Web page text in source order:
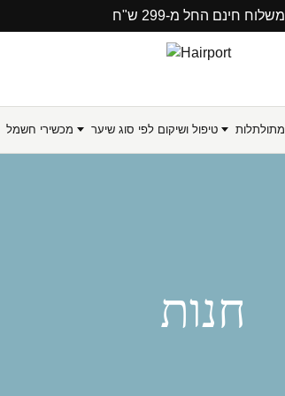
משלוח חינם החל מ-299 ש"ח
מתולתלות טיפול ושיקום לפי סוג שיער מכשירי חשמל
חנות